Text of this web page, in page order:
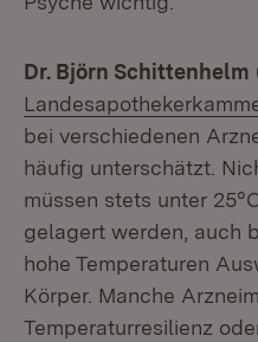
Dr. Björn Schittenhelm
bei verschiedenen
häufig unterschätzt.
müssen stets unter
gelagert werden, auch
hohe Temperaturen
Körper. Manche
Temperaturresilienz